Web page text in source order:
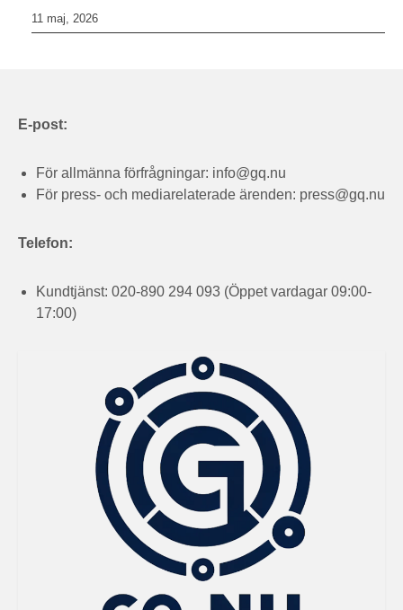
11 maj, 2026
E-post:
För allmänna förfrågningar: info@gq.nu
För press- och mediarelaterade ärenden: press@gq.nu
Telefon:
Kundtjänst: 020-890 294 093 (Öppet vardagar 09:00-
17:00)